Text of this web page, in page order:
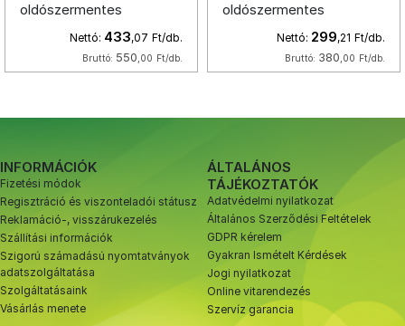
oldószermentes
Nettó: 433,07 Ft/db.
Bruttó: 550,00 Ft/db.
oldószermentes
Nettó: 299,21 Ft/db.
Bruttó: 380,00 Ft/db.
INFORMÁCIÓK
Fizetési módok
Regisztráció és viszonteladói státusz
Reklamáció-, visszárukezelés
Szállítási információk
Szigorú számadású nyomtatványok
adatszolgáltatása
Szolgáltatásaink
Vásárlás menete
ÁLTALÁNOS
TÁJÉKOZTATÓK
Adatvédelmi nyilatkozat
Általános Szerződési Feltételek
GDPR kérelem
Gyakran Ismételt Kérdések
Jogi nyilatkozat
Online vitarendezés
Szervíz garancia